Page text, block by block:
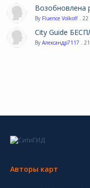
Возобновлена
By Fluence Volkoff . 22
City Guide
By Александр7117 .
Авторы карт